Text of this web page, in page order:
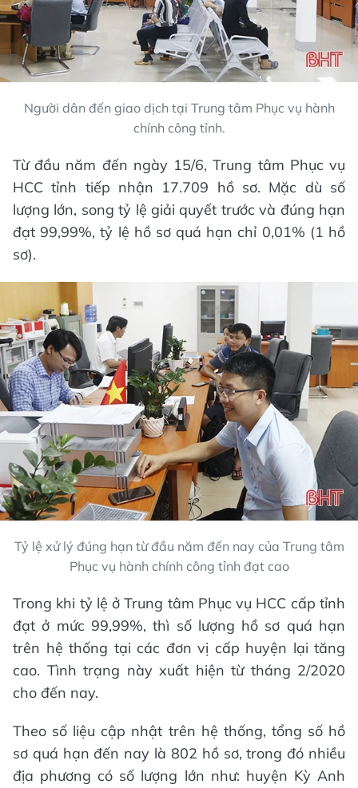
Người dân đến giao dịch tại Trung tâm Phục vụ hành
chính công tỉnh.
Từ đầu năm đến ngày 15/6, Trung tâm Phục vụ
HCC tỉnh tiếp nhận 17.709 hồ sơ. Mặc dù số
lượng lớn, song tỷ lệ giải quyết trước và đúng hạn
đạt 99,99%, tỷ lệ hồ sơ quá hạn chỉ 0,01% (1 hồ
sơ).
Tỷ lệ xử lý đúng hạn từ đầu năm đến nay của Trung tâm
Phục vụ hành chính công tỉnh đạt cao
Trong khi tỷ lệ ở Trung tâm Phục vụ HCC cấp tỉnh
đạt ở mức 99,99%, thì số lượng hồ sơ quá hạn
trên hệ thống tại các đơn vị cấp huyện lại tăng
cao. Tình trạng này xuất hiện từ tháng 2/2020
cho đến nay.
Theo số liệu cập nhật trên hệ thống, tổng số hồ
sơ quá hạn đến nay là 802 hồ sơ, trong đó nhiều
địa phương có số lượng lớn như: huyện Kỳ Anh